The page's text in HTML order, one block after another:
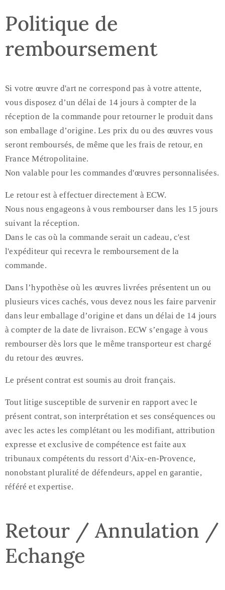
Politique de
remboursement
Si votre œuvre d'art ne correspond pas à votre attente,
vous disposez d’un délai de 14 jours à compter de la
réception de la commande pour retourner le produit dans
son emballage d’origine. Les prix du ou des œuvres vous
seront remboursés, de même que les frais de retour, en
France Métropolitaine.
Non valable pour les commandes d'œuvres personnalisées.
Le retour est à effectuer directement à ECW.
Nous nous engageons à vous rembourser dans les 15 jours
suivant la réception.
Dans le cas où la commande serait un cadeau, c'est
l'expéditeur qui recevra le remboursement de la
commande.
Dans l’hypothèse où les œuvres livrées présentent un ou
plusieurs vices cachés, vous devez nous les faire parvenir
dans leur emballage d’origine et dans un délai de 14 jours
à compter de la date de livraison. ECW s’engage à vous
rembourser dès lors que le même transporteur est chargé
du retour des œuvres.
Le présent contrat est soumis au droit français.
Tout litige susceptible de survenir en rapport avec le
présent contrat, son interprétation et ses conséquences ou
avec les actes les complétant ou les modifiant, attribution
expresse et exclusive de compétence est faite aux
tribunaux compétents du ressort d'Aix-en-Provence,
nonobstant pluralité de défendeurs, appel en garantie,
référé et expertise.
Retour / Annulation /
Echange